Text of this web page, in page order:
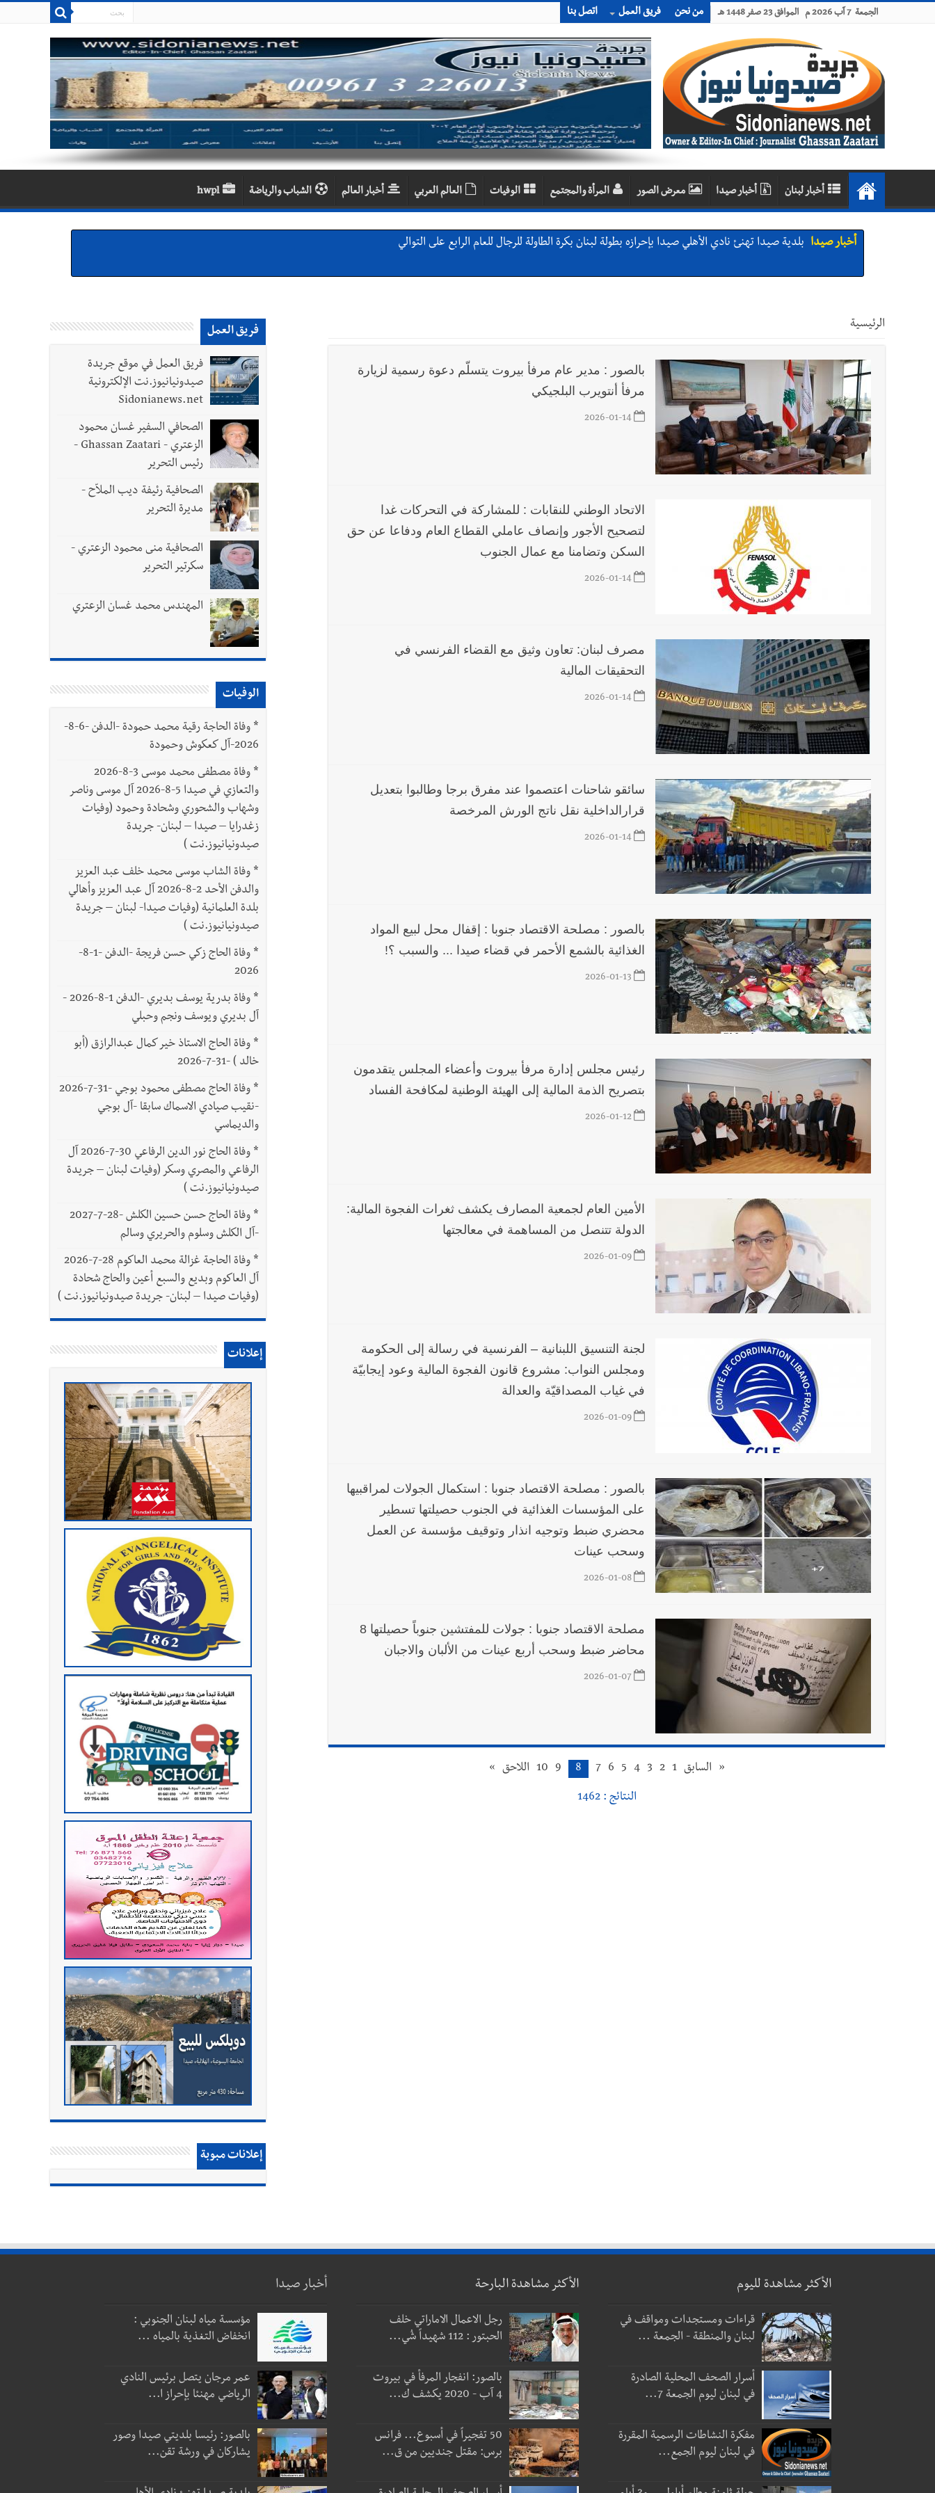
الجمعة 7 آب 2026 م الموافق 23 صفر 1448 هـ من نحن فريق العمل اتصل بنا
أخبار لبنان أخبار صيدا معرض الصور المرأة والمجتمع الوفيات العالم العربي أخبار العالم الشباب والرياضة hwpl
أخبار صيدا عمر مرجان يتصل برئيس النادي الرياضي مهنئا بإحراز البطولة
أخبار صيدا مؤسسة مياه لبنان الجنوبي : انخفاض التغذية بالمياه في صيدا نتيجة الانقطاع المتكرر لخط الخدمات الكهربائي
أخبار لبنان براميل المرفأ
جولة ثامنة مطلع أيلول... و3 أيام من الأخذ والردّ من دون نتائج حاسمة !
الزعتر الجنوبي يقاوم الحروب : تراثٌ الأجداد تصونه الأرض وتُهدده الحرب؟ | علي شعيتو إبن بلدة الطيري ووعده بالعودة لزراعة الزعتر بعدما أبعده القصف الإسرائيلي عن أرضه
قراءات ومستجدات ومواقف في لبنان والمنطقة - الجمعة 7-8-2026: مفاوضات متعثّرة في روما؟ | عون: علينا الاستمرار بمسار التفاوض؟ واشنطن لتل أبيب: الحزب لم يخرق؟ |
فضيحة نقص السلاح تكبر؟ إيران - عمان : اتفاق هرمز على السكة ؟
العالم العربي
تستمر هذه المعاناة التي تمزق القلوب والضمائر؟
أخبار صيدا
بلدية صيدا تهنئ نادي الأهلي صيدا بإحرازه بطولة لبنان بكرة الطاولة للرجال للعام الرابع على التوالي
الرئيسية
بالصور : مدير عام مرفأ بيروت يتسلّم دعوة رسمية لزيارة
مرفأ أنتويرب البلجيكي
2026-01-14
الاتحاد الوطني للنقابات : للمشاركة في التحركات غدا
لتصحيح الأجور وإنصاف عاملي القطاع العام ودفاعا عن حق
السكن وتضامنا مع عمال الجنوب
2026-01-14
مصرف لبنان: تعاون وثيق مع القضاء الفرنسي في
التحقيقات المالية
2026-01-14
سائقو شاحنات اعتصموا عند مفرق برجا وطالبوا بتعديل
قرارالداخلية نقل ناتج الورش المرخصة
2026-01-14
بالصور : مصلحة الاقتصاد جنوبا : إقفال محل لبيع المواد
الغذائية بالشمع الأحمر في قضاء صيدا ... والسبب ؟!
2026-01-13
رئيس مجلس إدارة مرفأ بيروت وأعضاء المجلس يتقدمون
بتصريح الذمة المالية إلى الهيئة الوطنية لمكافحة الفساد
2026-01-12
الأمين العام لجمعية المصارف يكشف ثغرات الفجوة المالية:
الدولة تتنصل من المساهمة في معالجتها
2026-01-09
لجنة التنسيق اللبنانية – الفرنسية في رسالة إلى الحكومة
ومجلس النواب: مشروع قانون الفجوة المالية وعود إيجابيّة
في غياب المصداقيّة والعدالة
2026-01-09
بالصور : مصلحة الاقتصاد جنوبا : استكمال الجولات لمراقبيها
على المؤسسات الغذائية في الجنوب حصيلتها تسطير
محضري ضبط وتوجيه انذار وتوقيف مؤسسة عن العمل
وسحب عينات
2026-01-08
مصلحة الاقتصاد جنوبا : جولات للمفتشين جنوباً حصيلتها 8
محاضر ضبط وسحب أربع عينات من الألبان والاجبان
2026-01-07
« السابق 1
2
3
4
5
6
7
8
9
10 اللاحق »
النتائج : 1462
فريق العمل
فريق العمل في موقع جريدة
صيدونيانيوز.نت الإلكترونية
Sidonianews.net
الصحافي السفير غسان محمود
الزعتري - Ghassan Zaatari -
رئيس التحرير
الصحافية رئيفة ديب الملاّح -
مديرة التحرير
الصحافية منى محمود الزعتري -
سكرتير التحرير
المهندس محمد غسان الزعتري
الوفيات
*
وفاة الحاجة رقية محمد حمودة -الدفن -6-8-
2026-آل كعكوش وحمودة
*
وفاة مصطفى محمد موسى 3-8-2026
والتعازي في صيدا 5-8-2026 آل موسى وناصر
وشهاب والشحوري وشحادة وحمود (وفيات
زغدرايا – صيدا – لبنان- جريدة
صيدونيانيوز.نت )
* وفاة الشاب موسى محمد خلف عبد العزيز
والدفن الأحد 2-8-2026 آل عبد العزيز وأهالي
بلدة العلمانية (وفيات صيدا- لبنان – جريدة
صيدونيانيوز.نت )
*
وفاة الحاج زكي حسن فريجة -الدفن -1-8-
2026
*
وفاة بدرية يوسف بديري -الدفن 1-8-2026 -
آل بديري ويوسف ونجم وحبلي
* وفاة الحاج الاستاذ خير كمال عبدالرازق (أبو
خالد ) -31-7-2026
*
وفاة الحاج مصطفى محمود بوجي -31-7-2026
-نقيب صيادي الاسماك سابقا -آل بوجي
والديماسي
*
وفاة الحاج نور الدين الرفاعي 30-7-2026 آل
الرفاعي والمصري وسكر (وفيات لبنان – جريدة
صيدونيانيوز.نت )
*
وفاة الحاج حسن حسين الكلش -28-7-2027
-آل الكلش وسلوم والحريري وسالم
*
وفاة الحاجة غزالة محمد العاكوم 28-7-2026
آل العاكوم وبديع والسبع أعين والحاج شحادة
(وفيات صيدا – لبنان- جريدة صيدونيانيوز.نت )
إعلانات
إعلانات مبوبة
الأكثر مشاهدة لليوم
قراءات ومستجدات ومواقف في
لبنان والمنطقة - الجمعة ...
أسرار الصحف المحلية الصادرة
في لبنان ليوم الجمعة 7...
مفكرة النشاطات الرسمية المقررة
في لبنان ليوم الجمع...
الأكثر مشاهدة البارحة
رجل الاعمال الاماراتي خلف
الحبتور : 112 شهيداً شُي...
بالصور: انفجار المرفأ في بيروت
4 آب - 2020 يكشف ك...
50 تفجيراً في أسبوع... فرانس
برس: مقتل جنديين من ق...
أخبار صيدا
مؤسسة مياه لبنان الجنوبي :
انخفاض التغذية بالمياه ...
عمر مرجان يتصل برئيس النادي
الرياضي مهنئا بإحراز ا...
بالصور: رئيسا بلديتي صيدا وصور
يشاركان في ورشة تقن...